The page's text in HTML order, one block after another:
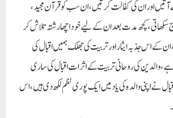
آتیں اور ان کی کفالت کرتیں ، ان سب کو قرآن مجید ،
سکھاتی ، کچھ مدت بعد ان کے لیے خود اچھا رشتہ تلاش کر
کے اس جذبہ ایثار اور تربیت کی جھلک ہمیں اقبال کی
، والدین کی روحانی تربیت کے اثرات اقبال کی ساری
نے اپنی والدہ کی یاد میں ایک پوری نظم لکھ دی ہیں ، اس